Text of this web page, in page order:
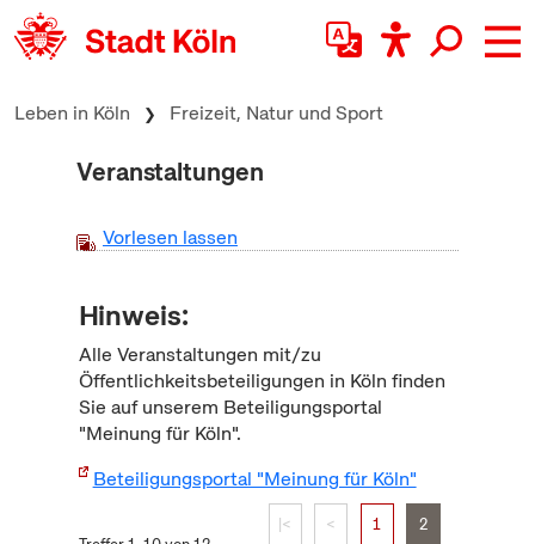
zum Inhalt springen
Leben in Köln Freizeit, Natur und Sport
Veranstaltungen
Vorlesen lassen
Hinweis:
Alle Veranstaltungen mit/zu
Öffentlichkeitsbeteiligungen in Köln finden
Sie auf unserem Beteiligungsportal
"Meinung für Köln".
Beteiligungsportal "Meinung für Köln"
|< < 1 2